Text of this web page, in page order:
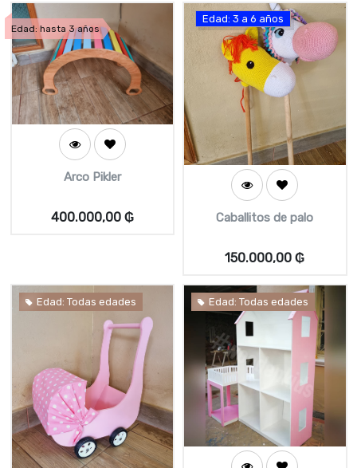
Edad: hasta 3 años
Arco Pikler
400.000,00₲
Edad: 3 a 6 años
Caballitos de palo
150.000,00 ₲
Edad: Todas edades Edad: Todas edades